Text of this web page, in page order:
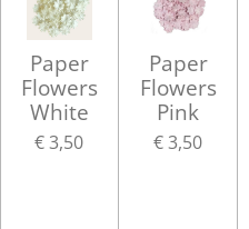
Paper
Flowers
White
€ 3,50
Paper
Flowers
Pink
€ 3,50